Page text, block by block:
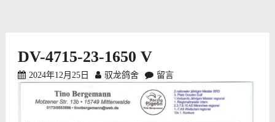
DV-4715-23-1650 V
2024年12月25日 驭龙鸽舍 留言